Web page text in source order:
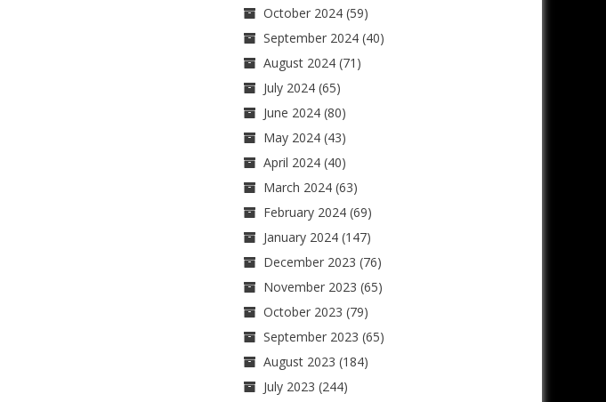
October 2024(59)
September 2024(40)
August 2024(71)
July 2024(65)
June 2024(80)
May 2024(43)
April 2024(40)
March 2024(63)
February 2024(69)
January 2024(147)
December 2023 (76)
November 2023 (65)
October 2023 (79)
September 2023 (65)
August 2023 (184)
July 2023 (244)